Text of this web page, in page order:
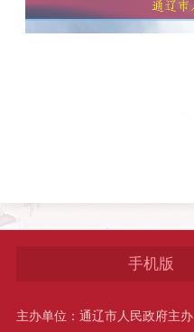
手机版
主办单位：通辽市人民政府主办